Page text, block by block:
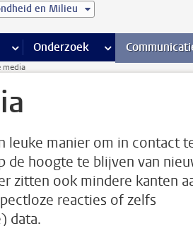
en Milieu
meer Onderwijs pagina’s
Onderzoek meer Onderzoek
media
leuke manier om in contact
de hoogte te blijven van
zitten ook mindere kanten
reacties of zelfs
data.